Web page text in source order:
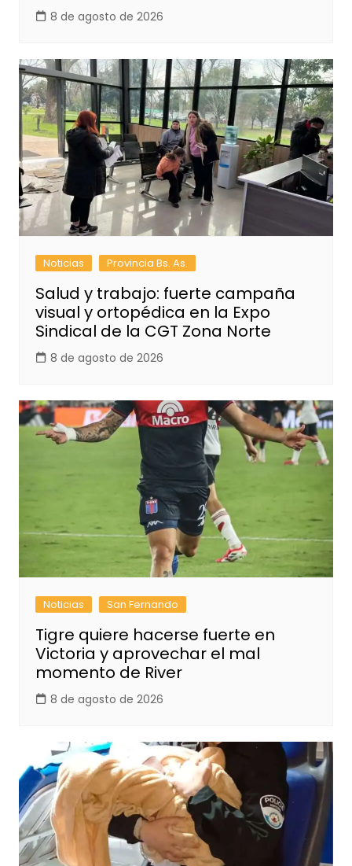
8 de agosto de 2026
Noticias Provincia Bs. As.
Salud y trabajo: fuerte campaña
visual y ortopédica en la Expo
Sindical de la CGT Zona Norte
8 de agosto de 2026
Noticias San Fernando
Tigre quiere hacerse fuerte en
Victoria y aprovechar el mal
momento de River
8 de agosto de 2026